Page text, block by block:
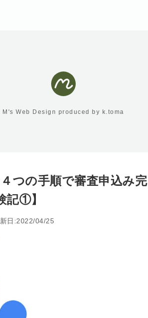
M's Web Design produced by k.toma
つの手順で審査申込み完
記①】
日:2022/04/25